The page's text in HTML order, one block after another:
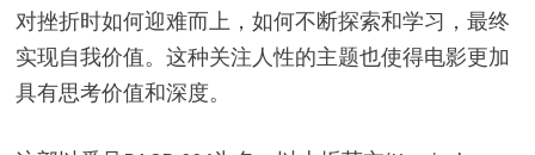
对挫折时如何迎难而上，如何不断探索和学习，最终
实现自我价值。这种关注人性的主题也使得电影更加
具有思考价值和深度。